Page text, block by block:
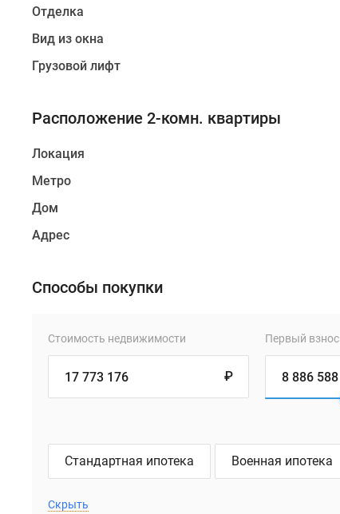
Отделка
Вид из окна
Грузовой лифт
Расположение 2-комн. квартиры
Локация
Метро
Дом
Адрес
Способы покупки
Стоимость недвижимости
₽
Первый взнос
Стандартная ипотека Военная ипотека
Скрыть